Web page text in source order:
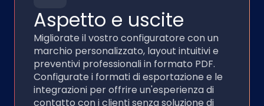
Aspetto e uscite
Migliorate il vostro configuratore con un
marchio personalizzato, layout intuitivi e
preventivi professionali in formato PDF.
Configurate i formati di esportazione e le
integrazioni per offrire un'esperienza di
contatto con i clienti senza soluzione di